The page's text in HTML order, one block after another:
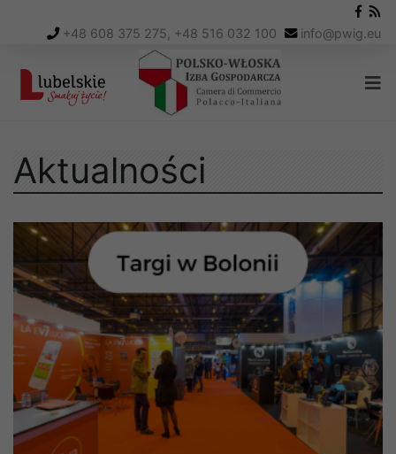
+48 608 375 275, +48 516 032 100 info@pwig.eu
Aktualności